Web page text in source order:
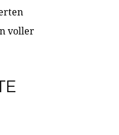
voller